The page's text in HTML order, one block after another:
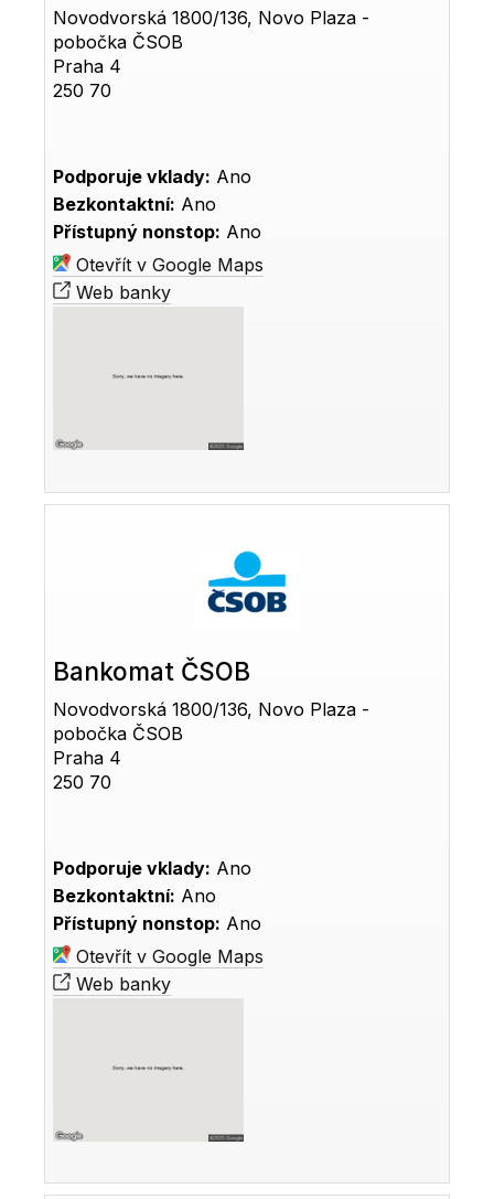
Novodvorská 1800/136, Novo Plaza -
pobočka ČSOB
Praha 4
250 70
Podporuje vklady: Ano
Bezkontaktní: Ano
Přístupný nonstop: Ano
Otevřít v Google Maps
Web banky
Bankomat ČSOB
Novodvorská 1800/136, Novo Plaza -
pobočka ČSOB
Praha 4
250 70
Podporuje vklady: Ano
Bezkontaktní: Ano
Přístupný nonstop: Ano
Otevřít v Google Maps
Web banky